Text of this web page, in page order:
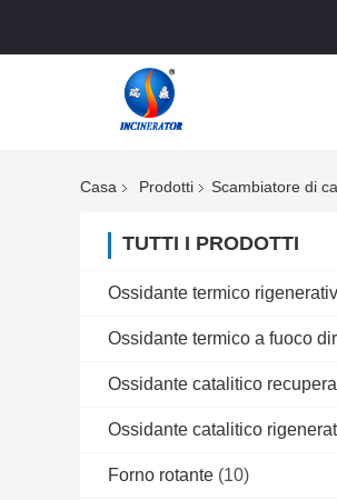
Casa Prodotti Scambiatore di
TUTTI I PRODOTTI
Ossidante termico
Ossidante termico a fuoco
Ossidante catalitico
Ossidante catalitico
Forno rotante (10)